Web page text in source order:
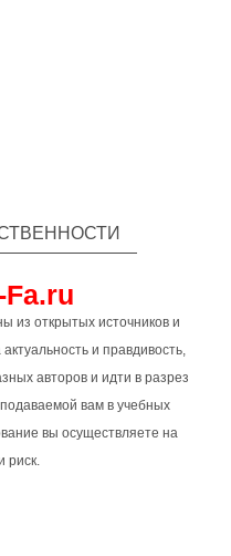
из открытых источников и
и правдивость,
авторов и идти в разрез
вам в учебных
вы осуществляете на
риск.